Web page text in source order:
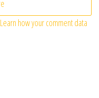
Learn how your comment data